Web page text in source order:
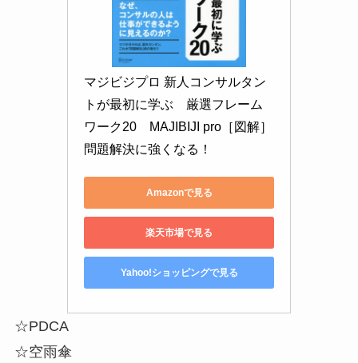
マジビジプロ 新人コンサルタン
トが最初に学ぶ　厳選フレーム
ワーク20　MAJIBIJI pro［図解］
問題解決に強くなる！
Amazonで見る
楽天市場で見る
Yahoo!ショッピングで見る
☆PDCA
☆空雨傘